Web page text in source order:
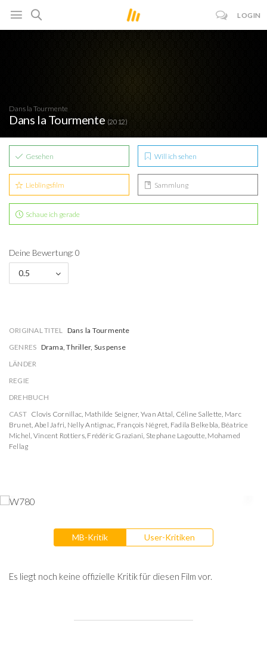
LOGIN
Dans la Tourmente
Dans la Tourmente (2012)
Gesehen Will ich sehen
Lieblingsfilm Sammlung
Schaue ich gerade
Deine Bewertung: 0
0.5
ORIGINAL TITEL Dans la Tourmente
GENRES Drama, Thriller, Suspense
LÄNDER
REGIE
DREHBUCH
CAST Clovis Cornillac, Mathilde Seigner, Yvan Attal, Céline Sallette, Marc
Brunet, Abel Jafri, Nelly Antignac, François Négret, Fadila Belkebla, Béatrice
Michel, Vincent Rottiers, Frédéric Graziani, Stephane Lagoutte, Mohamed
Fellag
MB-Kritik User-Kritiken
Es liegt noch keine offizielle Kritik für diesen Film vor.